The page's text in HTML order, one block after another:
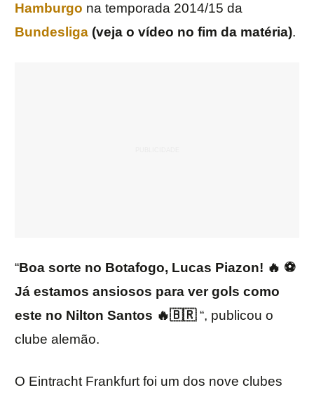
Hamburgo na temporada 2014/15 da
Bundesliga (veja o vídeo no fim da matéria).
“Boa sorte no Botafogo, Lucas Piazon! 🔥 ⚽
Já estamos ansiosos para ver gols como
este no Nilton Santos 🔥🇧🇷“, publicou o
clube alemão.
O Eintracht Frankfurt foi um dos nove clubes